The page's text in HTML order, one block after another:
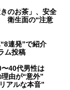
のお茶」、安全
衛生面の“注意
連発”で紹介
ム投稿
〜40代男性は
理由が“意外”
アルな本音”